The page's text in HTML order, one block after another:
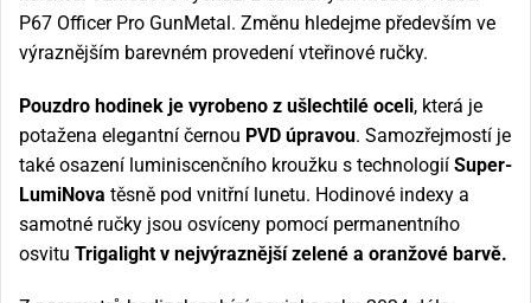
P67 Officer Pro GunMetal. Změnu hledejme především ve
výraznějším barevném provedení vteřinové ručky.
Pouzdro hodinek je vyrobeno z ušlechtilé oceli, která je
potažena elegantní černou PVD úpravou. Samozřejmostí je
také osazení luminiscenčního kroužku s technologií Super-
LumiNova těsně pod vnitřní lunetu. Hodinové indexy a
samotné ručky jsou osvíceny pomocí permanentního
osvitu Trigalight v nejvýraznější zelené a oranžové barvě.